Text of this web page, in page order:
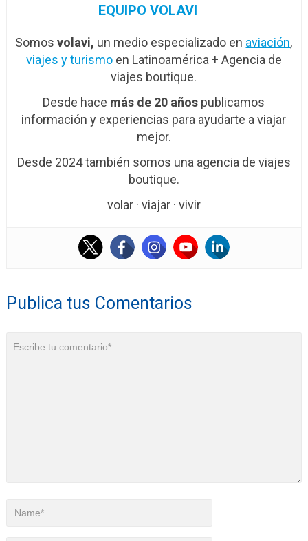
EQUIPO VOLAVI
Somosvolavi, un medio especializado en aviación,
viajes y turismoen Latinoamérica + Agencia de
viajes boutique.
Desde hace más de 20 años publicamos
información y experiencias para ayudarte a viajar
mejor.
Desde 2024 también somos una agencia de viajes
boutique.
volar · viajar · vivir
Publica tus Comentarios